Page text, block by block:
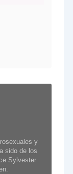
y
sido de los
Sylvester